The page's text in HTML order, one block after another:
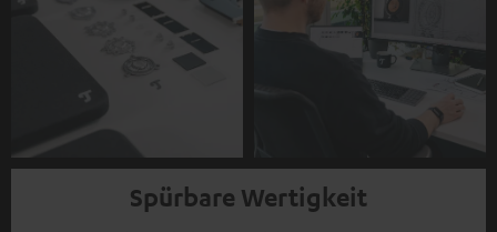
Spürbare Wertigkeit